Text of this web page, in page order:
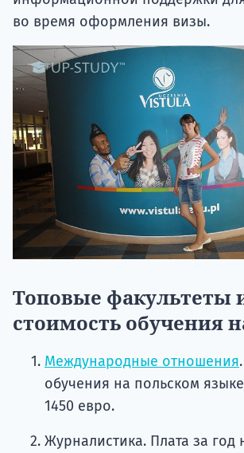
во время оформления визы.
Топовые факультеты
стоимость обучения
Международные отношения
обучения на польском
1450 евро.
Журналистика. Плата за год